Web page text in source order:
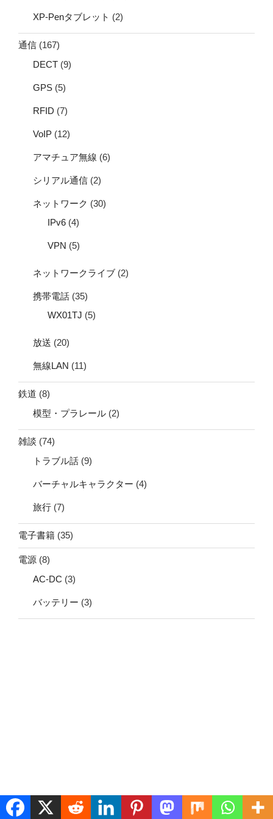
XP-Penタブレット (2)
通信 (167)
DECT (9)
GPS (5)
RFID (7)
VoIP (12)
アマチュア無線 (6)
シリアル通信 (2)
ネットワーク (30)
IPv6 (4)
VPN (5)
ネットワークライブ (2)
携帯電話 (35)
WX01TJ (5)
放送 (20)
無線LAN (11)
鉄道 (8)
模型・プラレール (2)
雑談 (74)
トラブル話 (9)
バーチャルキャラクター (4)
旅行 (7)
電子書籍 (35)
電源 (8)
AC-DC (3)
バッテリー (3)